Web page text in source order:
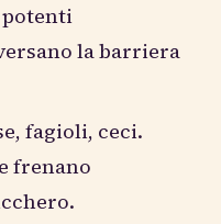
la barriera
fagioli, ceci.
frenano